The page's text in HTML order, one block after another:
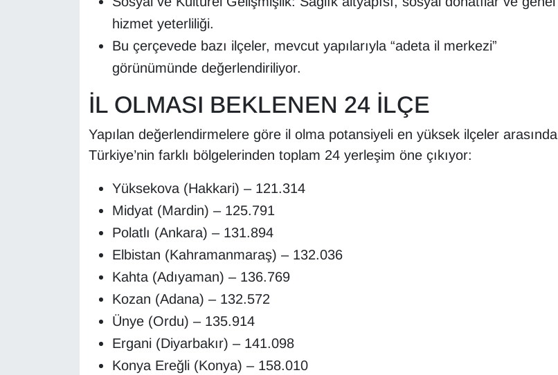
hizmet yeterliliği.
Bu çerçevede bazı ilçeler, mevcut yapılarıyla “adeta il merkezi”
görünümünde değerlendiriliyor.
İL OLMASI BEKLENEN 24 İLÇE
Yapılan değerlendirmelere göre il olma potansiyeli en yüksek ilçeler arasında
Türkiye’nin farklı bölgelerinden toplam 24 yerleşim öne çıkıyor:
Yüksekova (Hakkari) – 121.314
Midyat (Mardin) – 125.791
Polatlı (Ankara) – 131.894
Elbistan (Kahramanmaraş) – 132.036
Kahta (Adıyaman) – 136.769
Kozan (Adana) – 132.572
Ünye (Ordu) – 135.914
Ergani (Diyarbakır) – 141.098
Konya Ereğli (Konya) – 158.010